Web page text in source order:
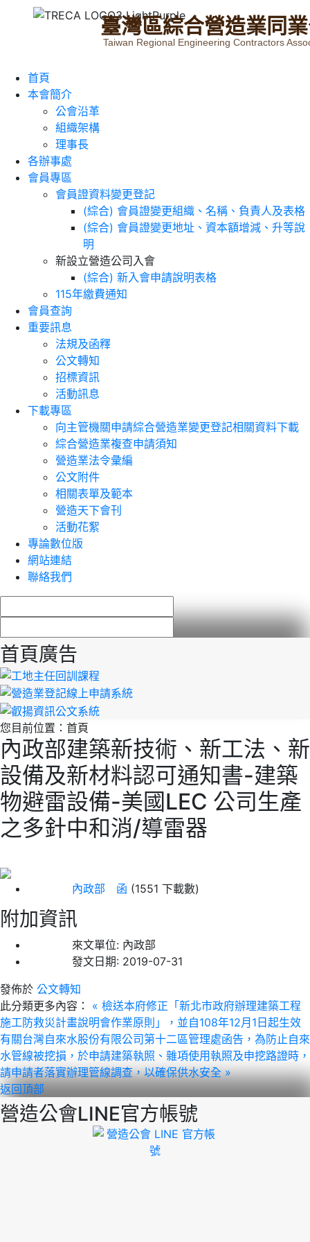
臺灣區綜合營造業同業
Taiwan Regional Engineering Contractors
首頁
本會簡介
公會沿革
組織架構
理事長
各辦事處
會員專區
會員證資料變更登記
(綜合) 會員證變更組織、名稱、負責人及表格
(綜合) 會員證變更地址、資本額增減、升等說
明
新設立營造公司入會
(綜合) 新入會申請說明表格
115年繳費通知
會員查詢
重要訊息
法規及函釋
公文轉知
招標資訊
活動訊息
下載專區
向主管機關申請綜合營造業變更登記相關資料下載
綜合營造業複查申請須知
營造業法令彙編
公文附件
相關表單及範本
營造天下會刊
活動花絮
專論數位版
網站連結
聯絡我們
首頁廣告
您目前位置： 首頁
內政部建築新技術、新工法、新
設備及新材料認可通知書-建築
物避雷設備-美國LEC 公司生產
之多針中和消/導雷器
內政部 函 (1551 下載數)
附加資訊
來文單位: 內政部
發文日期: 2019-07-31
發佈於 公文轉知
此分類更多內容：
« 檢送本府修正「新北市政府辦理建築工程
施工防救災計畫說明會作業原則」，並自108年12月1日起生效
有關台灣自來水股份有限公司第十二區管理處函告，為防止自來
水管線被挖損，於申請建築執照、雜項使用執照及申挖路證時，
請申請者落實辦理管線調查，以確保供水安全 »
返回頂部
營造公會LINE官方帳號